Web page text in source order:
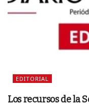
EDITORIAL
Los recursos de la